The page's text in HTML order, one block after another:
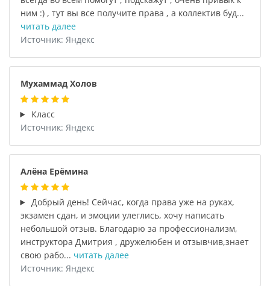
ним :) , тут вы все получите права , а коллектив буд...
читать далее
Источник: Яндекс
Мухаммад Холов
Класс
Источник: Яндекс
Алёна Ерёмина
Добрый день! Сейчас, когда права уже на руках,
экзамен сдан, и эмоции улеглись, хочу написать
небольшой отзыв. Благодарю за профессионализм,
инструктора Дмитрия , дружелюбен и отзывчив,знает
свою рабо... читать далее
Источник: Яндекс